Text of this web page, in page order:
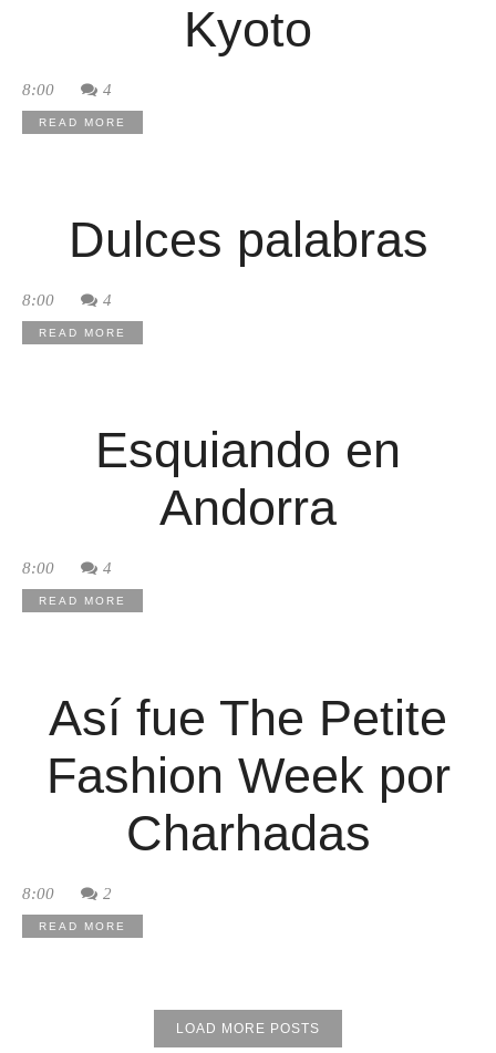
Kyoto
8:00 4
READ MORE
Dulces palabras
8:00 4
READ MORE
Esquiando en
Andorra
8:00 4
READ MORE
Así fue The Petite
Fashion Week por
Charhadas
8:00 2
READ MORE
LOAD MORE POSTS